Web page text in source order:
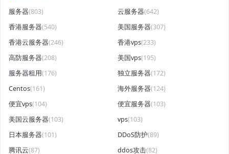
服务器(803) 云服务器(642)
香港服务器(540) 美国服务器(307)
香港云服务器(246) 香港vps(233)
高防服务器(208) 美国vps(195)
服务器租用(176) 独立服务器(172)
Centos(161) 海外服务器(124)
便宜vps(104) 便宜服务器(103)
美国云服务器(103) vps(103)
日本服务器(101) DDoS防护(89)
腾讯云(87) ddos攻击(82)